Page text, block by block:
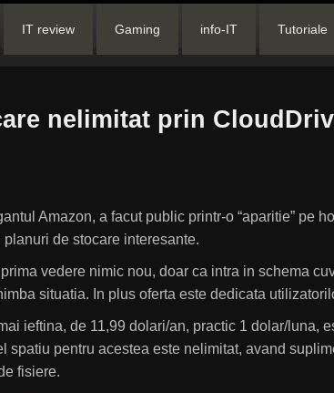
IT review Gaming info-IT Tutoriale
nelimitat prin
Amazon, a facut public printr-o “aparitie” pe
planuri de stocare interesante.
prima vedere nimic nou, doar ca intra in schema
situatia. In plus oferta este dedicata
ieftina, de 11,99 dolari/an, practic 1 dolar/luna,
spatiu pentru acestea este nelimitat, avand
fisiere.